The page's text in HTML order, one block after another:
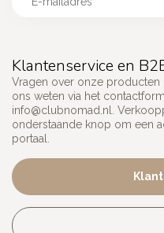
Klantenservice en
Vragen over onze producten
ons weten via het
info@clubnomad.nl .
onderstaande knop om een
portaal.